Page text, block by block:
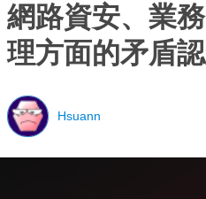
網路資安、業
理方面的矛盾
Hsuann